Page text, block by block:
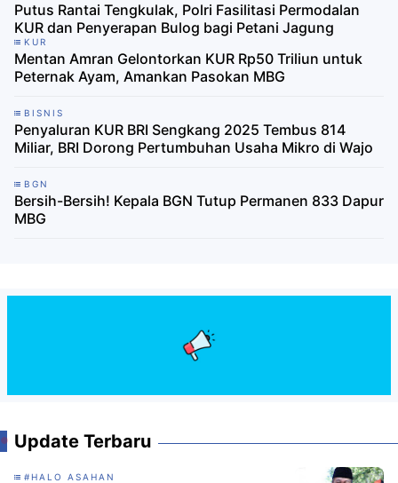
Putus Rantai Tengkulak, Polri Fasilitasi Permodalan
KUR dan Penyerapan Bulog bagi Petani Jagung
KUR
Mentan Amran Gelontorkan KUR Rp50 Triliun untuk
Peternak Ayam, Amankan Pasokan MBG
BISNIS
Penyaluran KUR BRI Sengkang 2025 Tembus 814
Miliar, BRI Dorong Pertumbuhan Usaha Mikro di Wajo
BGN
Bersih-Bersih! Kepala BGN Tutup Permanen 833 Dapur
MBG
Update Terbaru
#HALO ASAHAN